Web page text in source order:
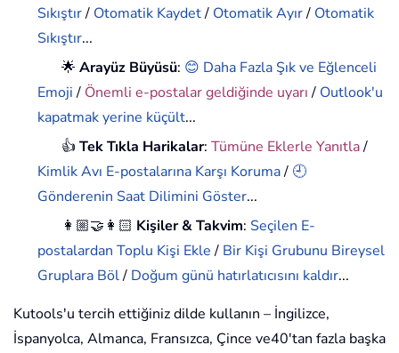
Sıkıştır/ Otomatik Kaydet/ Otomatik Ayır/ Otomatik
Sıkıştır...
🌟Arayüz Büyüsü: 😊 Daha Fazla Şık ve Eğlenceli
Emoji/ Önemli e-postalar geldiğinde uyarı/ Outlook'u
kapatmak yerine küçült...
👍Tek Tıkla Harikalar:Tümüne Eklerle Yanıtla/
Kimlik Avı E-postalarına Karşı Koruma/ 🕘
Gönderenin Saat Dilimini Göster...
👩🏼‍🤝‍👩🏻 Kişiler & Takvim: Seçilen E-
postalardan Toplu Kişi Ekle/ Bir Kişi Grubunu Bireysel
Gruplara Böl/ Doğum günü hatırlatıcısını kaldır...
Kutools'u tercih ettiğiniz dilde kullanın – İngilizce,
İspanyolca, Almanca, Fransızca, Çince ve40'tan fazla başka